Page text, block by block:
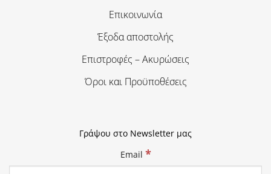
Επικοινωνία
Έξοδα αποστολής
Επιστροφές – Ακυρώσεις
Όροι και Προϋποθέσεις
Γράψου στο Newsletter μας
Email *